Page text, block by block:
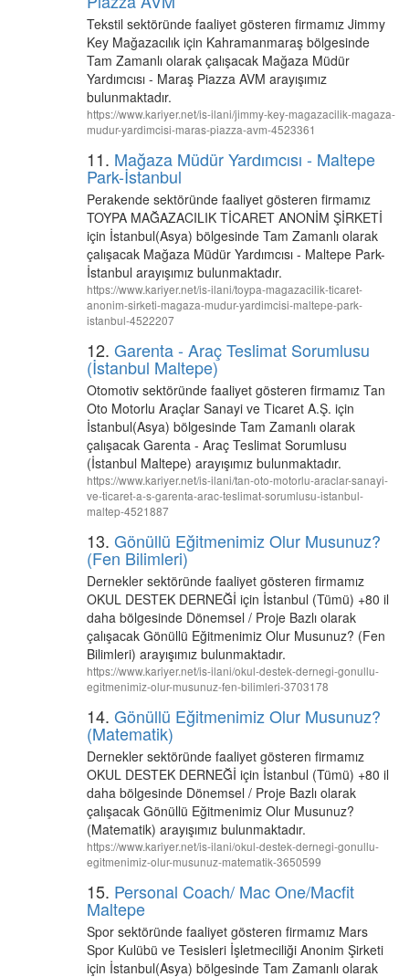
Tekstil sektöründe faaliyet gösteren firmamız Jimmy
Key Mağazacılık için Kahramanmaraş bölgesinde
Tam Zamanlı olarak çalışacak Mağaza Müdür
Yardımcısı - Maraş Piazza AVM arayışımız
bulunmaktadır.
https://www.kariyer.net/is-ilani/jimmy-key-magazacilik-magaza-
mudur-yardimcisi-maras-piazza-avm-4523361
11. Mağaza Müdür Yardımcısı - Maltepe
Park-İstanbul
Perakende sektöründe faaliyet gösteren firmamız
TOYPA MAĞAZACILIK TİCARET ANONİM ŞİRKETİ
için İstanbul(Asya) bölgesinde Tam Zamanlı olarak
çalışacak Mağaza Müdür Yardımcısı - Maltepe Park-
İstanbul arayışımız bulunmaktadır.
https://www.kariyer.net/is-ilani/toypa-magazacilik-ticaret-
anonim-sirketi-magaza-mudur-yardimcisi-maltepe-park-
istanbul-4522207
12. Garenta - Araç Teslimat Sorumlusu
(İstanbul Maltepe)
Otomotiv sektöründe faaliyet gösteren firmamız Tan
Oto Motorlu Araçlar Sanayi ve Ticaret A.Ş. için
İstanbul(Asya) bölgesinde Tam Zamanlı olarak
çalışacak Garenta - Araç Teslimat Sorumlusu
(İstanbul Maltepe) arayışımız bulunmaktadır.
https://www.kariyer.net/is-ilani/tan-oto-motorlu-araclar-sanayi-
ve-ticaret-a-s-garenta-arac-teslimat-sorumlusu-istanbul-
maltep-4521887
13. Gönüllü Eğitmenimiz Olur Musunuz?
(Fen Bilimleri)
Dernekler sektöründe faaliyet gösteren firmamız
OKUL DESTEK DERNEĞİ için İstanbul (Tümü) +80 il
daha bölgesinde Dönemsel / Proje Bazlı olarak
çalışacak Gönüllü Eğitmenimiz Olur Musunuz? (Fen
Bilimleri) arayışımız bulunmaktadır.
https://www.kariyer.net/is-ilani/okul-destek-dernegi-gonullu-
egitmenimiz-olur-musunuz-fen-bilimleri-3703178
14. Gönüllü Eğitmenimiz Olur Musunuz?
(Matematik)
Dernekler sektöründe faaliyet gösteren firmamız
OKUL DESTEK DERNEĞİ için İstanbul (Tümü) +80 il
daha bölgesinde Dönemsel / Proje Bazlı olarak
çalışacak Gönüllü Eğitmenimiz Olur Musunuz?
(Matematik) arayışımız bulunmaktadır.
https://www.kariyer.net/is-ilani/okul-destek-dernegi-gonullu-
egitmenimiz-olur-musunuz-matematik-3650599
15. Personal Coach/ Mac One/Macfit
Maltepe
Spor sektöründe faaliyet gösteren firmamız Mars
Spor Kulübü ve Tesisleri İşletmeciliği Anonim Şirketi
için İstanbul(Asya) bölgesinde Tam Zamanlı olarak